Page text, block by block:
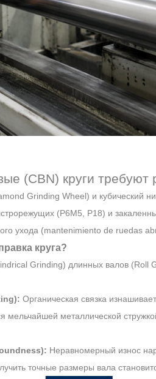
(CBN) круги требуют
Grinding Wheel) и кубический
(Р6М5, Р18) и
ухода (mantenimiento de ruedas
круга?
Grinding) длинных валов (Roll
Органическая связка
мельчайшей металлической
Неравномерный износ
точные размеры вала